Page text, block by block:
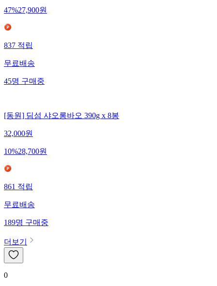
47%27,900원
837적립
무료배송
45명구매중
[동원] 딤섬 샤오롱바오 390g x 8봉
32,000원
10%28,700원
861적립
무료배송
189명구매중
더보기
0